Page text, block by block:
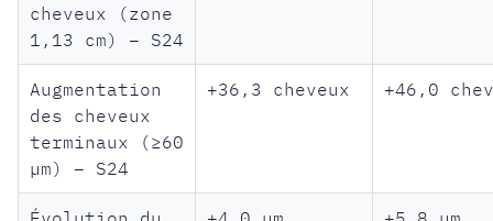
cheveux (zone
1,13 cm) – S24
Augmentation
des cheveux
terminaux (≥60
µm) – S24
+36,3 cheveux +46,0